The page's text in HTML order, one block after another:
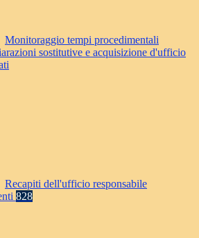
Monitoraggio tempi procedimentali
sostitutive e acquisizione d'ufficio
Recapiti dell'ufficio responsabile
828